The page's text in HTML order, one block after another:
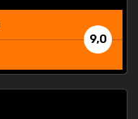
9,0